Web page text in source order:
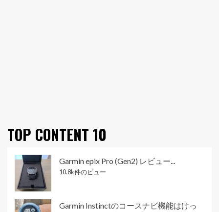
TOP CONTENT 10
Garmin epix Pro (Gen2) レビュー...
10.8k件のビュー
Garmin Instinctのコースナビ機能はけっ